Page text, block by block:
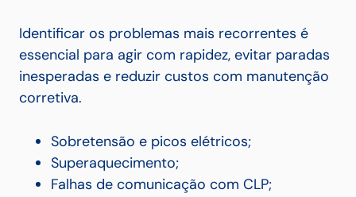
Identificar os problemas mais recorrentes é
essencial para agir com rapidez, evitar paradas
inesperadas e reduzir custos com manutenção
corretiva.
Sobretensão e picos elétricos;
Superaquecimento;
Falhas de comunicação com CLP;